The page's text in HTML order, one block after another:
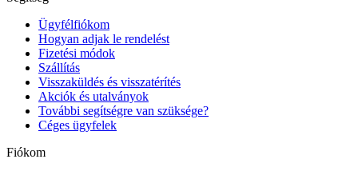
Ügyfélfiókom
Hogyan adjak le rendelést
Fizetési módok
Szállítás
Visszaküldés és visszatérítés
Akciók és utalványok
További segítségre van szüksége?
Céges ügyfelek
Fiókom